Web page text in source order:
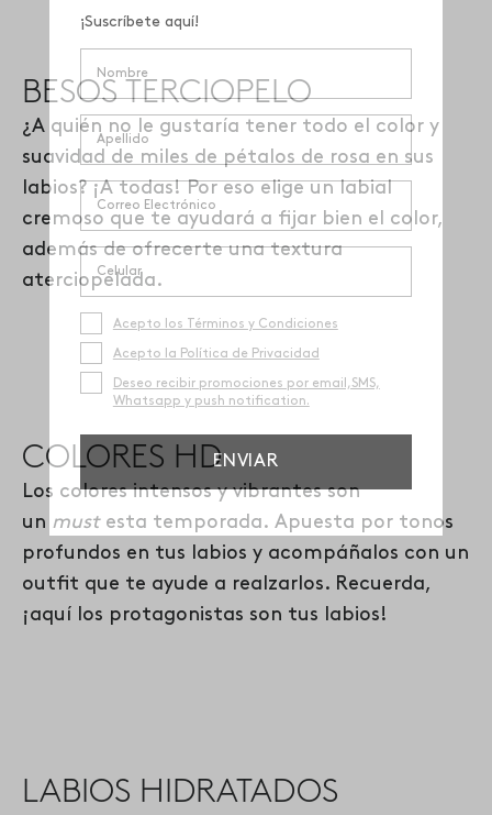
BESOS TERCIOPELO
¿A quién no le gustaría tener todo el color y
suavidad de miles de pétalos de rosa en sus
labios? ¡A todas!Por eso elige un labial
cremoso que te ayudará a fijar bien el color,
además de ofrecerte una textura
aterciopelada.
COLORES HD
Los colores intensos y vibrantes son
un mustesta temporada. Apuesta por tonos
profundos en tus labios y acompáñalos con un
outfit que te ayude a realzarlos. Recuerda,
¡aquí los protagonistas son tus labios!
LABIOS HIDRATADOS
¡Suscríbete aquí!
Acepto los Términos y Condiciones
Acepto la Política de Privacidad
Deseo recibir promociones por email,SMS,
Whatsapp y push notification.
ENVIAR